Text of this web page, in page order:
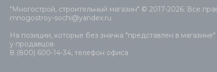
"Многострой, строительный магазин" © 2017-2026. Все
mnogostroy-sochi@yandex.ru
На позиции, которые без значка "представлен в
у продавцов.
8 (800) 600-14-34, телефон офиса